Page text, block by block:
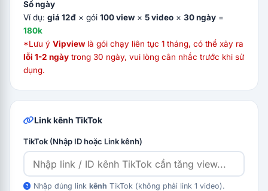
Số ngày
Ví dụ: giá 12đ × gói 100 view × 5 video × 30 ngày =
180k
*Lưu ý Vipview là gói chạy liên tục 1 tháng, có thể xảy ra
lỗi 1-2 ngày trong 30 ngày, vui lòng cân nhắc trước khi sử
dụng.
Link kênh TikTok
TikTok (Nhập ID hoặc Link kênh)
Nhập đúng link kênh TikTok (không phải link 1 video).